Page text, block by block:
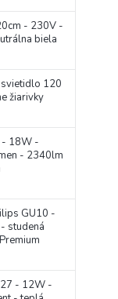
- 230V -
biela
svietidlo 120
žiarivky
- 18W -
- 2340lm
GU10 -
studená
- 12W -